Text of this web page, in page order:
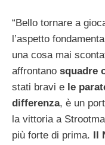
“Bello tornare a
l’aspetto
una cosa mai
affrontano squadre
stati bravi e le
differenza, è un
la vittoria a
più forte di prima.